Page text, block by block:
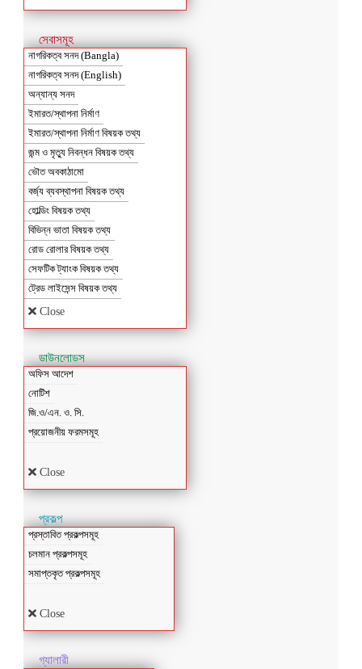
সেবাসমূহ
নাগরিকত্ব সনদ (Bangla)
নাগরিকত্ব সনদ (English)
অন্যান্য সনদ
ইমারত/স্থাপনা নির্মাণ
ইমারত/স্থাপনা নির্মাণ বিষয়ক তথ্য
জন্ম ও মৃত্যু নিবন্ধন বিষয়ক তথ্য
ভৌত অবকাঠামো
বর্জ্য ব্যবস্থাপনা বিষয়ক তথ্য
হোল্ডিং বিষয়ক তথ্য
বিভিন্ন ভাতা বিষয়ক তথ্য
রোড রোলার বিষয়ক তথ্য
সেফটিক ট্যাংক বিষয়ক তথ্য
ট্রেড লাইসেন্স বিষয়ক তথ্য
Close
ডাউনলোডস
অফিস আদেশ
নোটিশ
জি.ও/এন. ও. সি.
প্রয়োজনীয় ফরমসমূহ
Close
প্রকল্প
প্রস্তাবিত প্রকল্পসমূহ
চলমান প্রকল্পসমূহ
সমাপ্তকৃত প্রকল্পসমূহ
Close
গ্যালারী